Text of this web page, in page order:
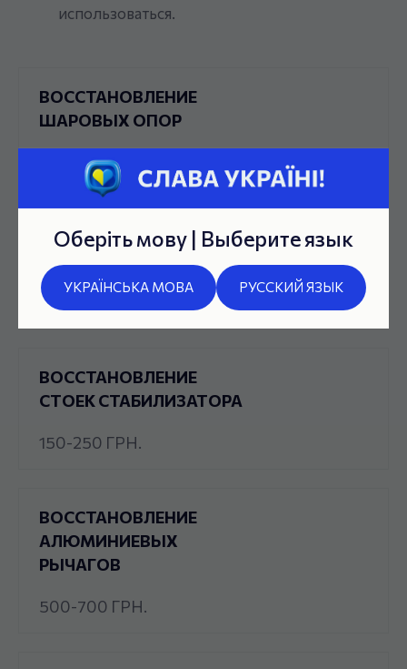
Оберіть мову | Выберите язык
УКРАЇНСЬКА МОВА РУССКИЙ ЯЗЫК
использоваться.
ВОССТАНОВЛЕНИЕ
ШАРОВЫХ ОПОР
250-350 ГРН.
ВОССТАНОВЛЕНИЕ
РУЛЕВЫХ ТЯГ
250-350 ГРН.
ВОССТАНОВЛЕНИЕ
СТОЕК СТАБИЛИЗАТОРА
150-250 ГРН.
ВОССТАНОВЛЕНИЕ
АЛЮМИНИЕВЫХ
РЫЧАГОВ
500-700 ГРН.